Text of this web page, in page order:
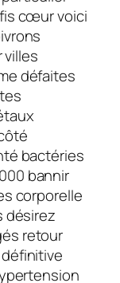
cœur voici
défaites
bactéries
bannir
corporelle
désirez
retour